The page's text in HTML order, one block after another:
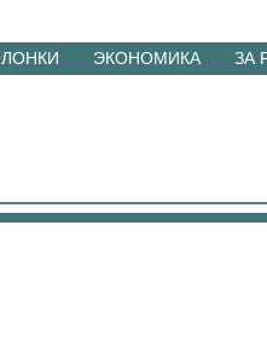
ЭКОНОМИКА ЗА